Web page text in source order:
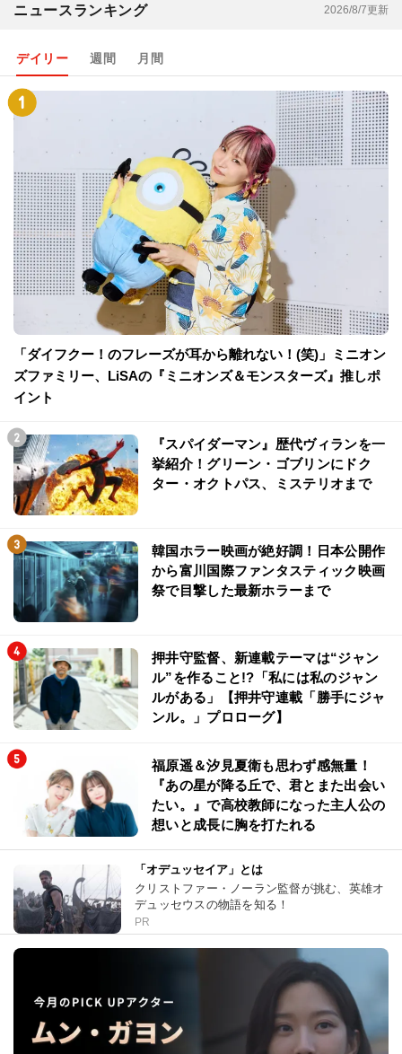
ニュースランキング 2026/8/7更新
デイリー 週間 月間
「ダイフクー！のフレーズが耳から離れない！(笑)」ミニオン
ズファミリー、LiSAの『ミニオンズ＆モンスターズ』推しポ
イント
『スパイダーマン』歴代ヴィランを一
挙紹介！グリーン・ゴブリンにドク
ター・オクトパス、ミステリオまで
韓国ホラー映画が絶好調！日本公開作
から富川国際ファンタスティック映画
祭で目撃した最新ホラーまで
押井守監督、新連載テーマは“ジャン
ル”を作ること!?「私には私のジャン
ルがある」【押井守連載「勝手にジャ
ンル。」プロローグ】
福原遥＆汐見夏衛も思わず感無量！
『あの星が降る丘で、君とまた出会い
たい。』で高校教師になった主人公の
想いと成長に胸を打たれる
「オデュッセイア」とは
クリストファー・ノーラン監督が挑む、英雄オ
デュッセウスの物語を知る！
PR